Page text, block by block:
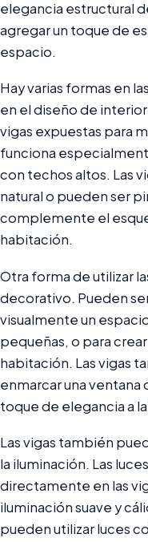
elegancia estructural
agregar un toque de
espacio.
Hay varias formas en
en el diseño de
vigas expuestas para
funciona
con techos altos. Las
natural o pueden ser
complemente el
habitación.
Otra forma de utilizar
decorativo. Pueden
visualmente un
pequeñas, o para
habitación. Las vigas
enmarcar una ventana
toque de elegancia a
Las vigas también
la iluminación. Las
directamente en las
iluminación suave y
pueden utilizar luces